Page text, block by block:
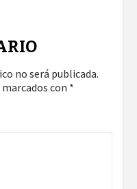
no será publicada.
con *